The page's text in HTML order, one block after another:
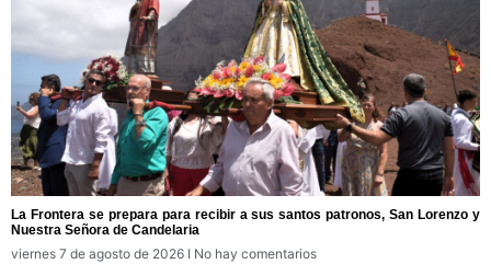
La Frontera se prepara para recibir a sus santos patronos, San Lorenzo y
Nuestra Señora de Candelaria
viernes 7 de agosto de 2026
No hay comentarios